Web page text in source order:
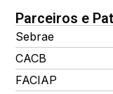
Parceiros e
Sebrae
CACB
FACIAP